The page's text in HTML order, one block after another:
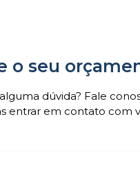
o seu
dúvida? Fale
entrar em contato com